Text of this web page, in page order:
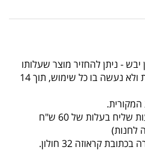
- ניתן להחזיר מוצר שעלותו
מעל 50 ש"ח, באריזתו המקורית ולא נעשה בו כל שימוש, תוך 14
ניתן להחזיר את המוצר באמצעות שליח בעלות של 60 ש"ח
לחנות)
קראוזה 32 חולון.